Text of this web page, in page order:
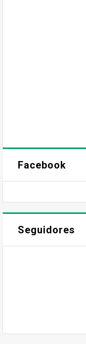
Facebook
Seguidores